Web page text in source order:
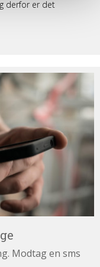
Modtag en sms